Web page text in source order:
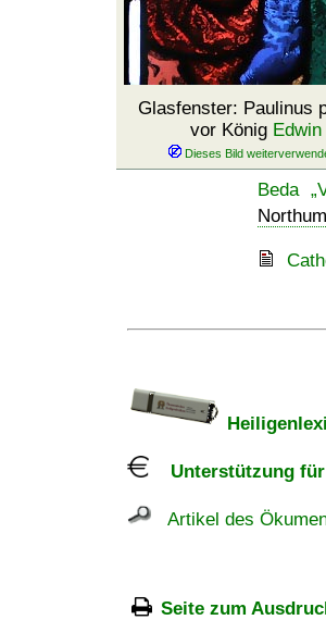
Glasfenster: Paulinus
vor König Edwin
Beda
Unterstützung für
Artikel des
Seite zum